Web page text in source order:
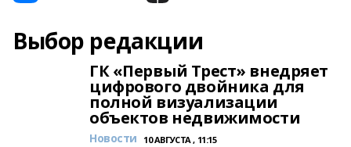
Выбор редакции
ГК «Первый Трест» внедряет
цифрового двойника для
полной визуализации
объектов недвижимости
Новости 10 АВГУСТА , 11:15